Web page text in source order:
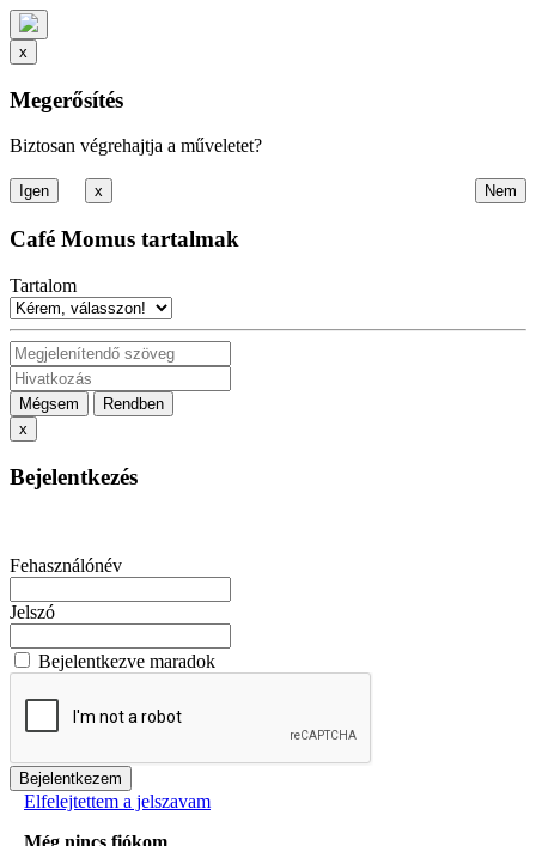
x
Megerősítés
Biztosan végrehajtja a műveletet?
x
Café Momus tartalmak
Tartalom
Mégsem
Rendben
x
Bejelentkezés
Fehasználónév
Jelszó
Bejelentkezve maradok
Elfelejtettem a jelszavam